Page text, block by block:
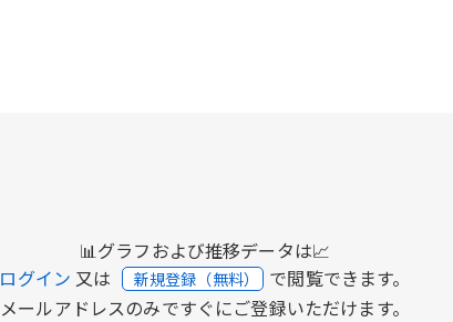
📊グラフおよび推移データは📈
ログイン 又は 新規登録（無料） で閲覧できます。
メールアドレスのみですぐにご登録いただけます。